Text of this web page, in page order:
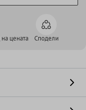
цената Сподели